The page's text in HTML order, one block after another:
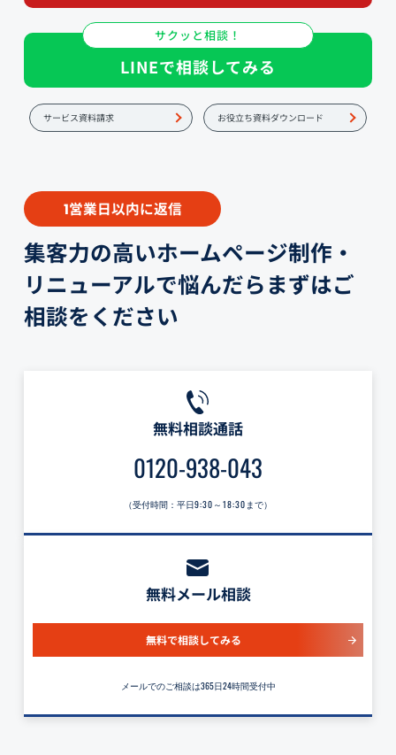
サクッと相談！
LINEで相談してみる
サービス資料請求 お役立ち資料ダウンロード
1営業日以内に返信
集客力の高いホームページ制作・
リニューアルで悩んだらまずはご
相談をください
無料相談通話
0120-938-043
（受付時間：平日9:30～18:30 まで）
無料メール相談
無料で相談してみる
メールでのご相談は365日24時間受付中